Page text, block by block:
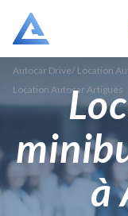
Autocar Drive/ Location
Location Autocar Artigues
à